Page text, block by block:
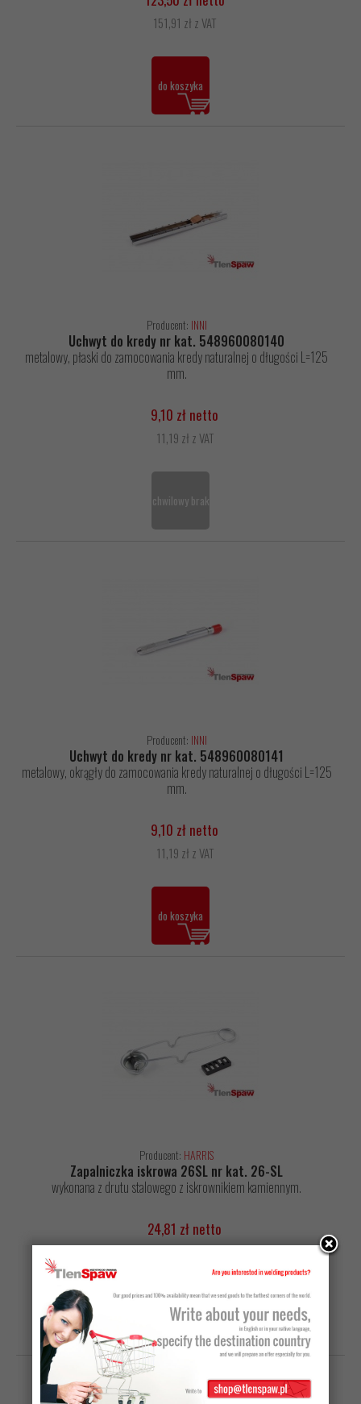
151,91 zł z VAT
do koszyka
Producent: INNI
Uchwyt do kredy nr kat. 548960080140
metalowy, płaski do zamocowania kredy naturalnej o długości L=125
mm.
9,10 zł netto
11,19 zł z VAT
chwilowy brak
Producent: INNI
Uchwyt do kredy nr kat. 548960080141
metalowy, okrągły do zamocowania kredy naturalnej o długości L=125
mm.
9,10 zł netto
11,19 zł z VAT
do koszyka
Producent: HARRIS
Zapalniczka iskrowa 26SL nr kat. 26-SL
wykonana z drutu stalowego z iskrownikiem kamiennym.
24,81 zł netto
do koszyka